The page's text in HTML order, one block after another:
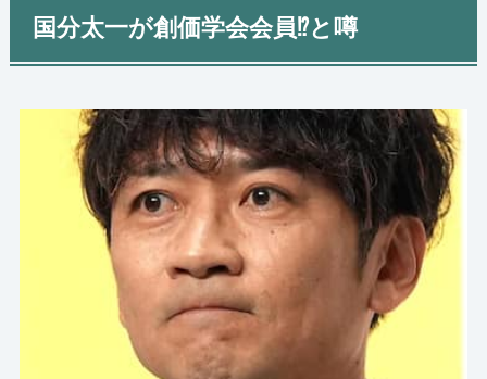
国分太一が創価学会会員⁉︎と噂